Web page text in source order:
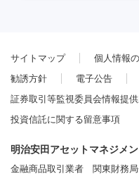
サイトマップ
個人情報
勧誘方針
電子公告
証券取引等監視委員会情報提供
投資信託に関する留意事項
明治安田アセットマネジメ
金融商品取引業者 関東財務